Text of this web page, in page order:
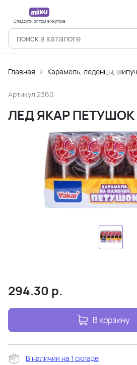
Сладости оптом в Якутске
Главная Карамель, леденцы,
Артикул 2360
ЛЕД ЯКАР ПЕТУШОК
294.30 р.
В корзину
В наличии на 1 складе